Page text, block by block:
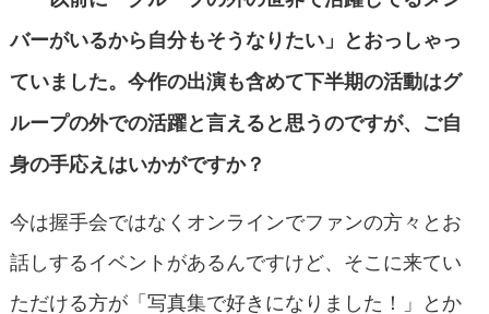
バーがいるから自分もそうなりたい」とおっしゃっ
ていました。今作の出演も含めて下半期の活動はグ
ループの外での活躍と言えると思うのですが、ご自
身の手応えはいかがですか？
今は握手会ではなくオンラインでファンの方々とお
話しするイベントがあるんですけど、そこに来てい
ただける方が「写真集で好きになりました！」とか